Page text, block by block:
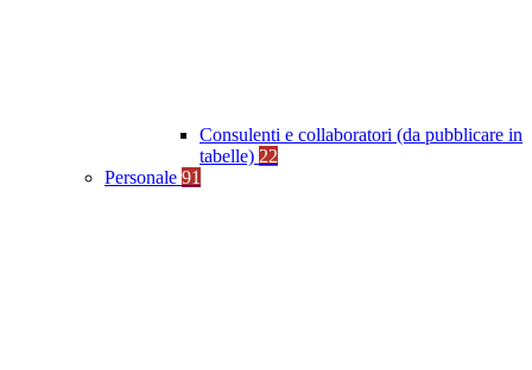
Consulenti e collaboratori (da pubblicare in
tabelle) 22
Personale 91